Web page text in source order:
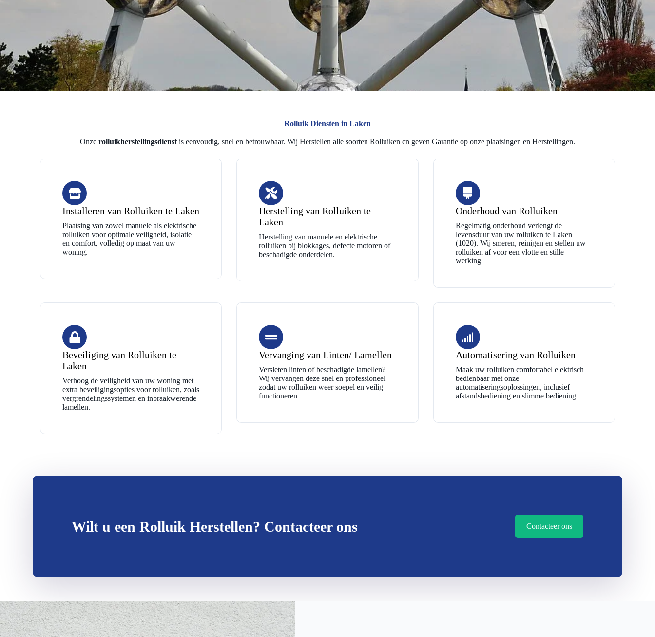
Rolluik Diensten in Laken
Onze rolluikherstellingsdienst is eenvoudig, snel en betrouwbaar. Wij Herstellen alle soorten Rolluiken en geven Garantie op onze plaatsingen en Herstellingen.
Installeren van Rolluiken te Laken
Plaatsing van zowel manuele als elektrische
rolluiken voor optimale veiligheid, isolatie
en comfort, volledig op maat van uw
woning.
Herstelling van Rolluiken te
Laken
Herstelling van manuele en elektrische
rolluiken bij blokkages, defecte motoren of
beschadigde onderdelen.
Onderhoud van Rolluiken
Regelmatig onderhoud verlengt de
levensduur van uw rolluiken te Laken
(1020). Wij smeren, reinigen en stellen uw
rolluiken af voor een vlotte en stille
werking.
Beveiliging van Rolluiken te
Laken
Verhoog de veiligheid van uw woning met
extra beveiligingsopties voor rolluiken, zoals
vergrendelingssystemen en inbraakwerende
lamellen.
Vervanging van Linten/ Lamellen
Versleten linten of beschadigde lamellen?
Wij vervangen deze snel en professioneel
zodat uw rolluiken weer soepel en veilig
functioneren.
Automatisering van Rolluiken
Maak uw rolluiken comfortabel elektrisch
bedienbaar met onze
automatiseringsoplossingen, inclusief
afstandsbediening en slimme bediening.
Wilt u een Rolluik Herstellen? Contacteer ons Contacteer ons